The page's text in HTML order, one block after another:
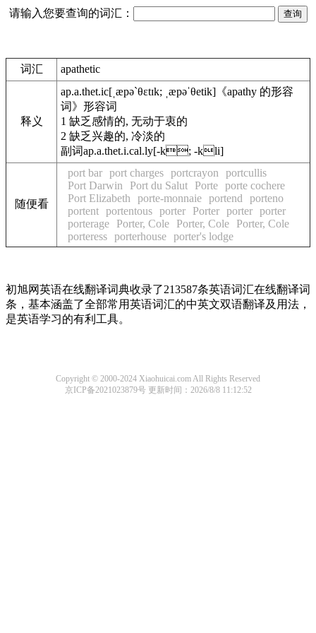
请输入您要查询的词汇：
词汇 apathetic
释义
ap.a.thet.ic[ˌæpə`θɛtɪk; ˌæpəˈθetik] 《apathy 的形容
词》 形容词
1 缺乏感情的, 无动于衷的
2 缺乏兴趣的, 冷淡的
副词ap.a.thet.i.cal.ly[-k; -kli]
随便看
port bar port charges portcrayon
portcullis
Port Darwin
Port du Salut Porte porte cochere
Port Elizabeth
porte-monnaie portend
porteno
portent portentous porter Porter porter porter
porterage
Porter, Cole Porter, Cole
Porter, Cole
porteress porterhouse porter's lodge
初旭网英语在线翻译词典收录了213587条英语词汇在线翻译词
条，基本涵盖了全部常用英语词汇的中英文双语翻译及用法，
是英语学习的有利工具。
Copyright © 2000-2024 Xiaohuicai.com All Rights Reserved
京ICP备2021023879号更新时间：2026/8/8 11:12:52